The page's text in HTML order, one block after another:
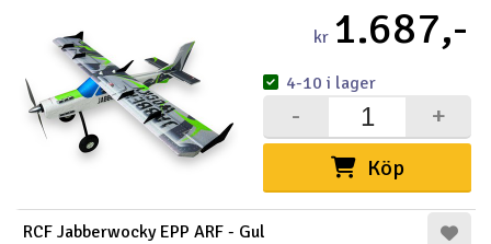
kr 1.687,-
Köp
+
-
4-10 i lager
RCF Jabberwocky EPP ARF - Gul